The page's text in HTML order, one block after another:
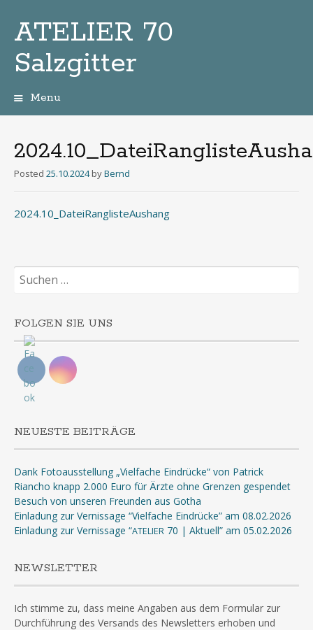
ATELIER 70
Salzgitter
Menu
Posted 25.10.2024 byBernd
2024.10_DateiRanglisteAushang
Suchen
nach:
FOLGEN SIE UNS
NEUESTE BEITRÄGE
Dank Fotoausstellung „Vielfache Eindrücke“ von Patrick
Riancho knapp 2.000 Euro für Ärzte ohne Grenzen gespendet
Besuch von unseren Freunden aus Gotha
Einladung zur Vernissage “Vielfache Eindrücke” am 08.02.2026
Einladung zur Vernissage “ATELIER 70 | Aktuell” am 05.02.2026
NEWSLETTER
Ich stimme zu, dass meine Angaben aus dem Formular zur
Durchführung des Versands des Newsletters erhoben und